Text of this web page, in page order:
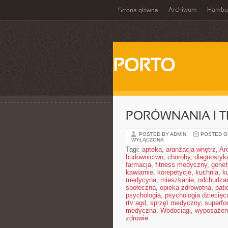
Strona główna Archiwum
PORTO
PORÓWNANIA I
POSTED BY ADMIN POSTED
WYŁĄCZONA
Tagi: apteka, aranżacja wnętrz,
budownictwo, choroby,
farmacja, fitness medyczny,
kawiarnie, korepetycje, kuchnia,
medycyna, mieszkanie,
społeczna, opieka zdrowotna,
psychologia, psychologia
rtv agd, sprzęt medyczny,
medyczna, Wodociągi,
zdrowie